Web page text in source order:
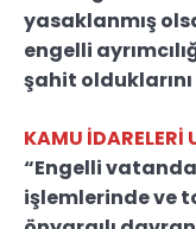
yasaklanmış
engelli
şahit
KAMU İDARELERİ
“Engelli
işlemlerinde ve